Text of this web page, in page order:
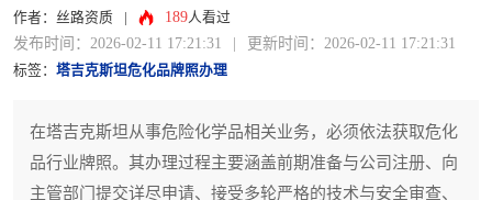
作者：丝路资质 189人看过
发布时间：2026-02-11 17:21:31 更新时间：2026-02-11 17:21:31
标签： 塔吉克斯坦危化品牌照办理
在塔吉克斯坦从事危险化学品相关业务，必须依法获取危化
品行业牌照。其办理过程主要涵盖前期准备与公司注册、向
主管部门提交详尽申请、接受多轮严格的技术与安全审查、